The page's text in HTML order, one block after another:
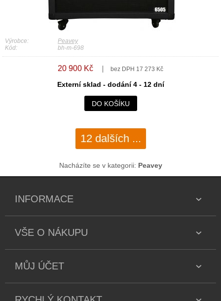
Výrobce:
Peavey
Kód:
bh-m-698
20 900 Kč bez DPH 17 273 Kč
Externí sklad - dodání 4 - 12 dní
DO KOŠÍKU
12 dalších ...
Nacházíte se v kategorii: Peavey
INFORMACE
VŠE O NÁKUPU
MŮJ ÚČET